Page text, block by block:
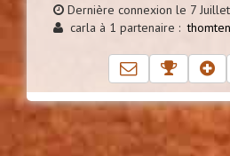
Dernière connexion le 7
carla à 1 partenaire :